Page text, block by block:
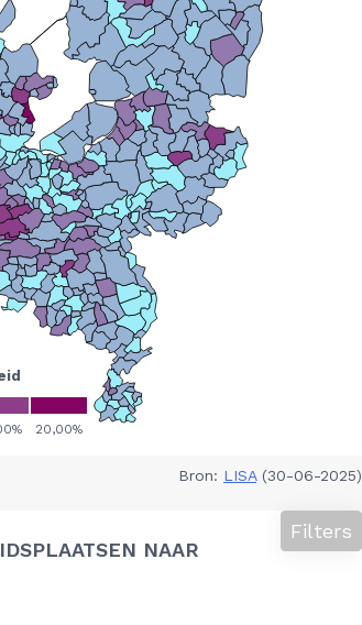
Bron: LISA(30-06-2025)
NAAR
Filters